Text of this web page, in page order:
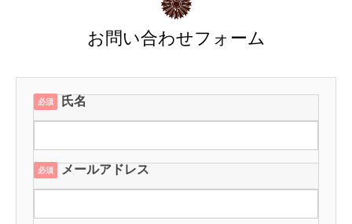
お問い合わせフォーム
必須 氏名
必須 メールアドレス